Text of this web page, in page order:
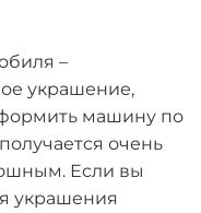
–
украшение,
машину по
очень
Если вы
украшения